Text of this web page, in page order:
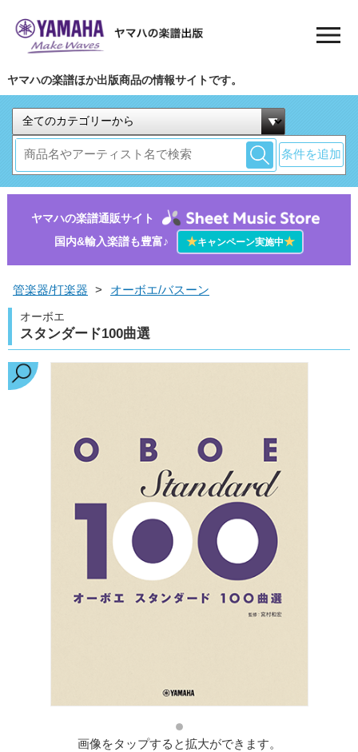
ヤマハの楽譜ほか出版商品の情報サイトです。
条件を追加
ヤマハの楽譜通販サイト
国内&輸入楽譜も豊富♪
★キャンペーン実施中★
管楽器/打楽器 > オーボエ/バスーン
オーボエ
スタンダード100曲選
画像をタップすると拡大ができます。